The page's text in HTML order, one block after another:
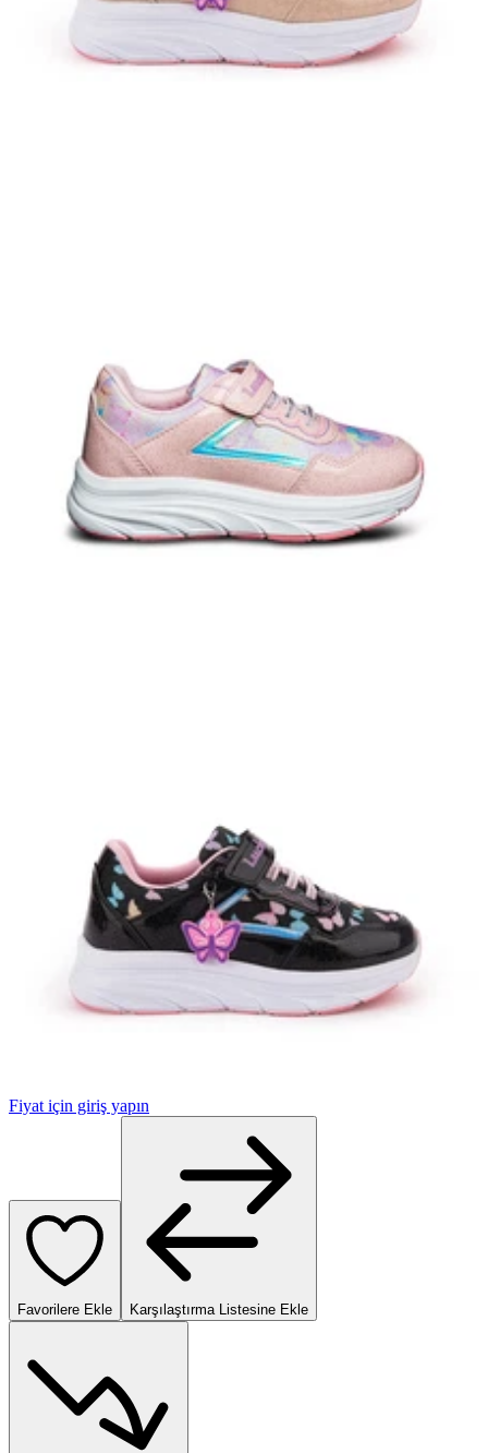
Fiyat için giriş yapın
Favorilere Ekle Karşılaştırma Listesine Ekle